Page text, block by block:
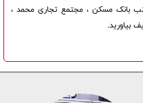
بانک مسکن ، مجتمع تجاری محمد ،